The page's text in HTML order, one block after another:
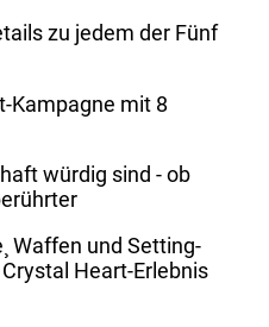
zu jedem der Fünf
Kampagne mit 8
würdig sind - ob
Waffen und Setting-
Heart-Erlebnis